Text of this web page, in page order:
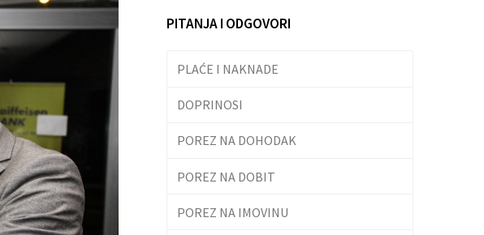
PITANJA I ODGOVORI
PLAĆE I NAKNADE
DOPRINOSI
POREZ NA DOHODAK
POREZ NA DOBIT
POREZ NA IMOVINU